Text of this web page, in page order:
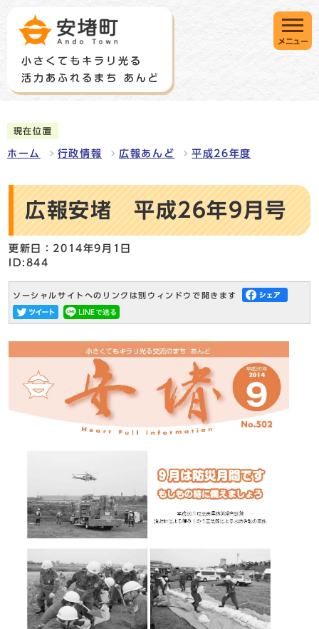
メニュー
現在位置
ホーム 行政情報 広報あんど 平成26年度
広報安堵 平成26年9月号
更新日：2014年9月1日
ID:844
ソーシャルサイトへのリンクは別ウィンドウで開きます